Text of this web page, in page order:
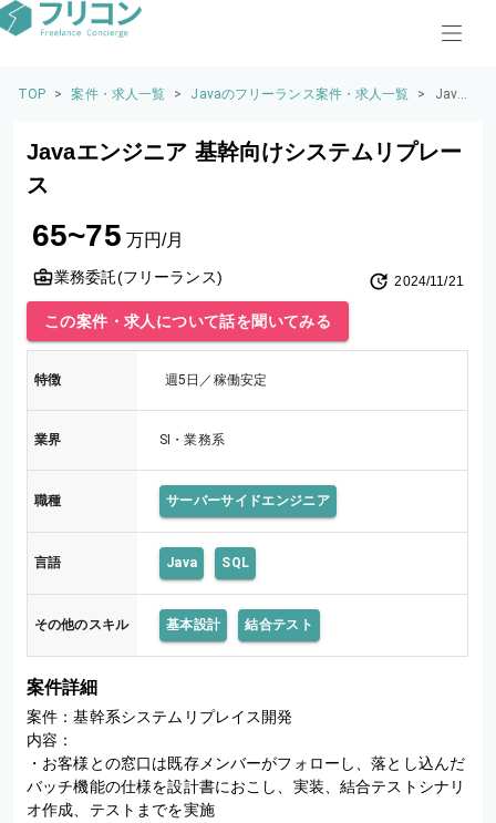
TOP > 案件・求人一覧 > Javaのフリーランス案件・求人一覧 >
Java
ア 基
ース
Javaエンジニア 基幹向けシステムリプレー
ス
65~75 万円/月
業務委託(フリーランス) 2024/11/21
この案件・求人について話を聞いてみる
特徴 週5日／稼働安定
業界 SI・業務系
職種 サーバーサイドエンジニア
言語 Java SQL
その他のスキル 基本設計 結合テスト
案件詳細
案件：基幹系システムリプレイス開発
内容：
・お客様との窓口は既存メンバーがフォローし、落とし込んだ
バッチ機能の仕様を設計書におこし、実装、結合テストシナリ
オ作成、テストまでを実施